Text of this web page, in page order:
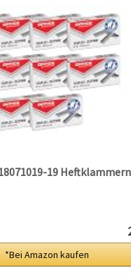
19
*Bei Amazon kaufen